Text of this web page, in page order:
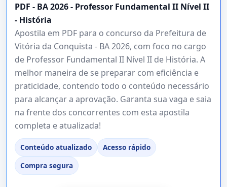
PDF - BA 2026 - Professor Fundamental II Nível II
- História
Apostila em PDF para o concurso da Prefeitura de
Vitória da Conquista - BA 2026, com foco no cargo
de Professor Fundamental II Nível II de História. A
melhor maneira de se preparar com eficiência e
praticidade, contendo todo o conteúdo necessário
para alcançar a aprovação. Garanta sua vaga e saia
na frente dos concorrentes com esta apostila
completa e atualizada!
Conteúdo atualizado
Acesso rápido
Compra segura